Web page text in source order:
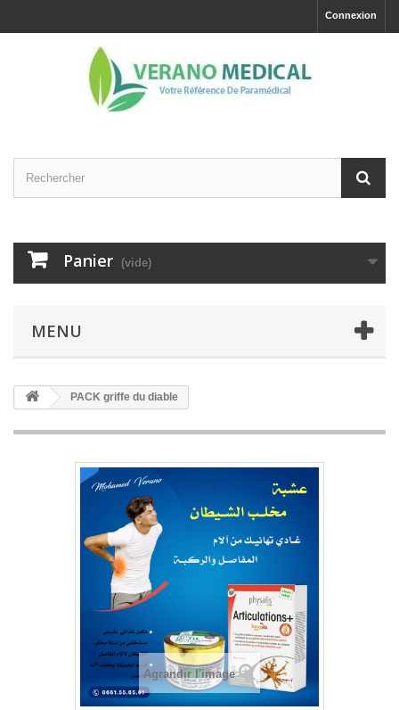
Connexion
Panier (vide)
MENU
PACK griffe du diable
Agrandir l'image